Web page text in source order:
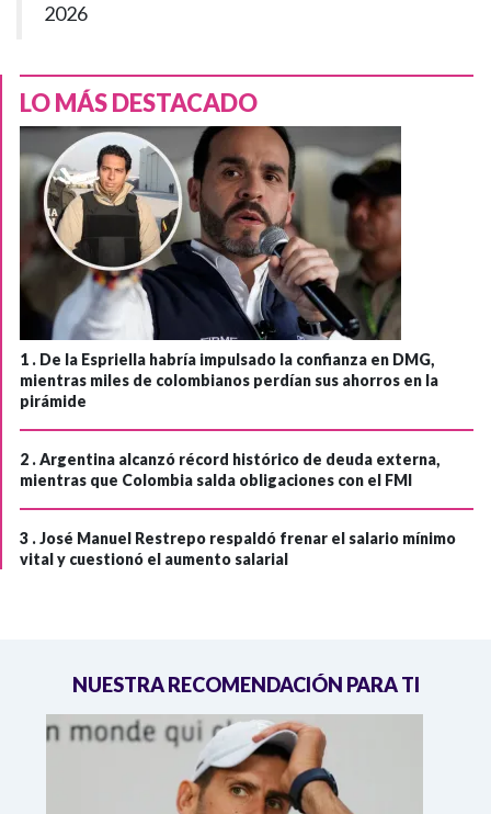
2026
LO MÁS DESTACADO
1 . De la Espriella habría impulsado la confianza en DMG,
mientras miles de colombianos perdían sus ahorros en la
pirámide
2 .Argentina alcanzó récord histórico de deuda externa,
mientras que Colombia salda obligaciones con el FMI
3 .José Manuel Restrepo respaldó frenar el salario mínimo
vital y cuestionó el aumento salarial
NUESTRA RECOMENDACIÓN PARA TI